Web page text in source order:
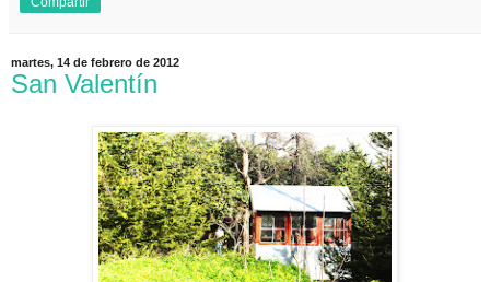
martes, 14 de febrero de 2012
San Valentín